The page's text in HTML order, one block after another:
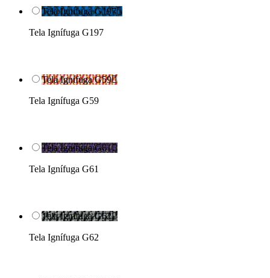
Tela Ignífuga G197
Tela Ignífuga G197
Tela Ignífuga G59
Tela Ignífuga G59
Tela Ignífuga G61
Tela Ignífuga G61
Tela Ignífuga G62
Tela Ignífuga G62